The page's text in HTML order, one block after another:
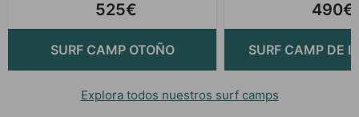
525€
SURF CAMP OTOÑO
490€
SURF CAMP DE
Explora todos nuestros surf camps